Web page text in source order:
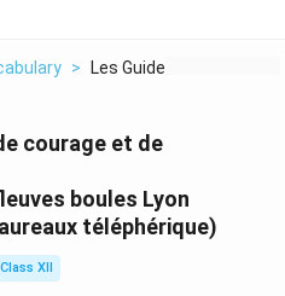
> Les Guides Sont Plei...
courage et de
boules Lyon
téléphérique)
XII